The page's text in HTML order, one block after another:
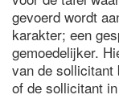
gevoerd wordt
karakter; een
gemoedelijker.
van de sollicitant
of de sollicitant